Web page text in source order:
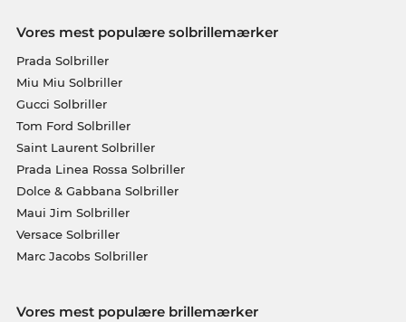
Vores mest populære solbrillemærker
Prada Solbriller
Miu Miu Solbriller
Gucci Solbriller
Tom Ford Solbriller
Saint Laurent Solbriller
Prada Linea Rossa Solbriller
Dolce & Gabbana Solbriller
Maui Jim Solbriller
Versace Solbriller
Marc Jacobs Solbriller
Vores mest populære brillemærker